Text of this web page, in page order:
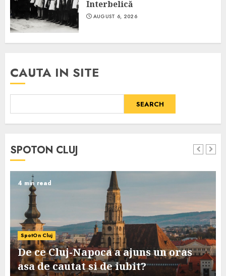
Interbelică
AUGUST 6, 2026
CAUTA IN SITE
SEARCH
SPOTON CLUJ
4 min read
SpotOn Cluj
De ce Cluj-Napoca a ajuns un oras
asa de cautat si de iubit?